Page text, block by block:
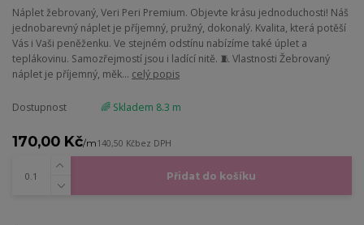
Náplet žebrovaný, Veri Peri Premium. Objevte krásu jednoduchosti! Náš
jednobarevný náplet je příjemný, pružný, dokonalý. Kvalita, která potěší
Vás i Vaši peněženku. Ve stejném odstínu nabízíme také úplet a
teplákovinu. Samozřejmostí jsou i ladící nitě. 🧵 Vlastnosti Žebrovaný
náplet je příjemný, měk... celý popis
Dostupnost 🌈 Skladem 8.3 m
170,00 Kč/m140,50 Kčbez DPH
Přidat do košíku